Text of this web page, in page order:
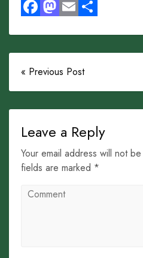
« Previous Post
Leave a Reply
Your email address will not
fields are marked *